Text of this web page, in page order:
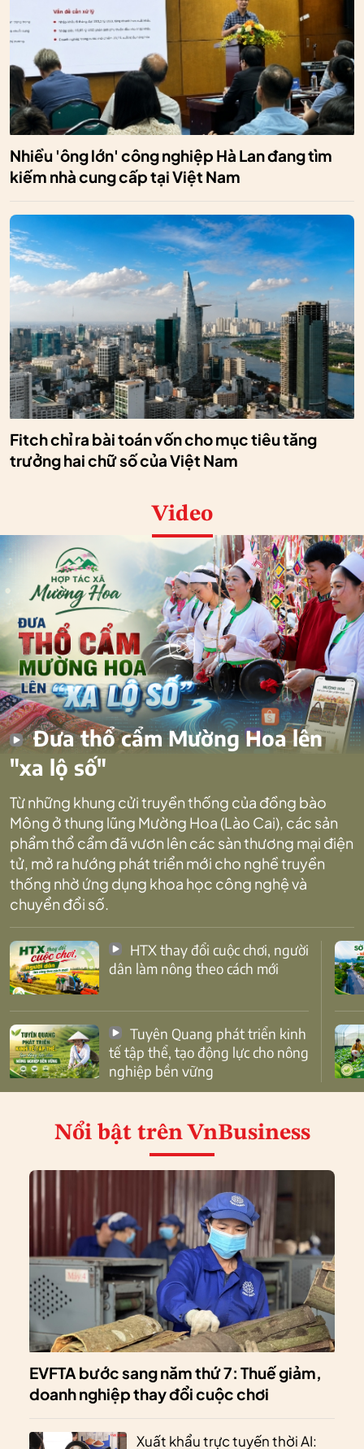
Nhiều 'ông lớn' công nghiệp Hà Lan đang tìm
kiếm nhà cung cấp tại Việt Nam
Fitch chỉ ra bài toán vốn cho mục tiêu tăng
trưởng hai chữ số của Việt Nam
Video
Đưa thổ cẩm Mường Hoa lên
"xa lộ số"
Từ những khung cửi truyền thống của đồng bào
Mông ở thung lũng Mường Hoa (Lào Cai), các sản
phẩm thổ cẩm đã vươn lên các sàn thương mại điện
tử, mở ra hướng phát triển mới cho nghề truyền
thống nhờ ứng dụng khoa học công nghệ và
chuyển đổi số.
dân làm nông theo cách mới
tế tập thể, tạo động lực cho nông
nghiệp bền vững
Nổi bật trên VnBusiness
EVFTA bước sang năm thứ 7: Thuế giảm,
doanh nghiệp thay đổi cuộc chơi
Xuất khẩu trực tuyến thời AI: